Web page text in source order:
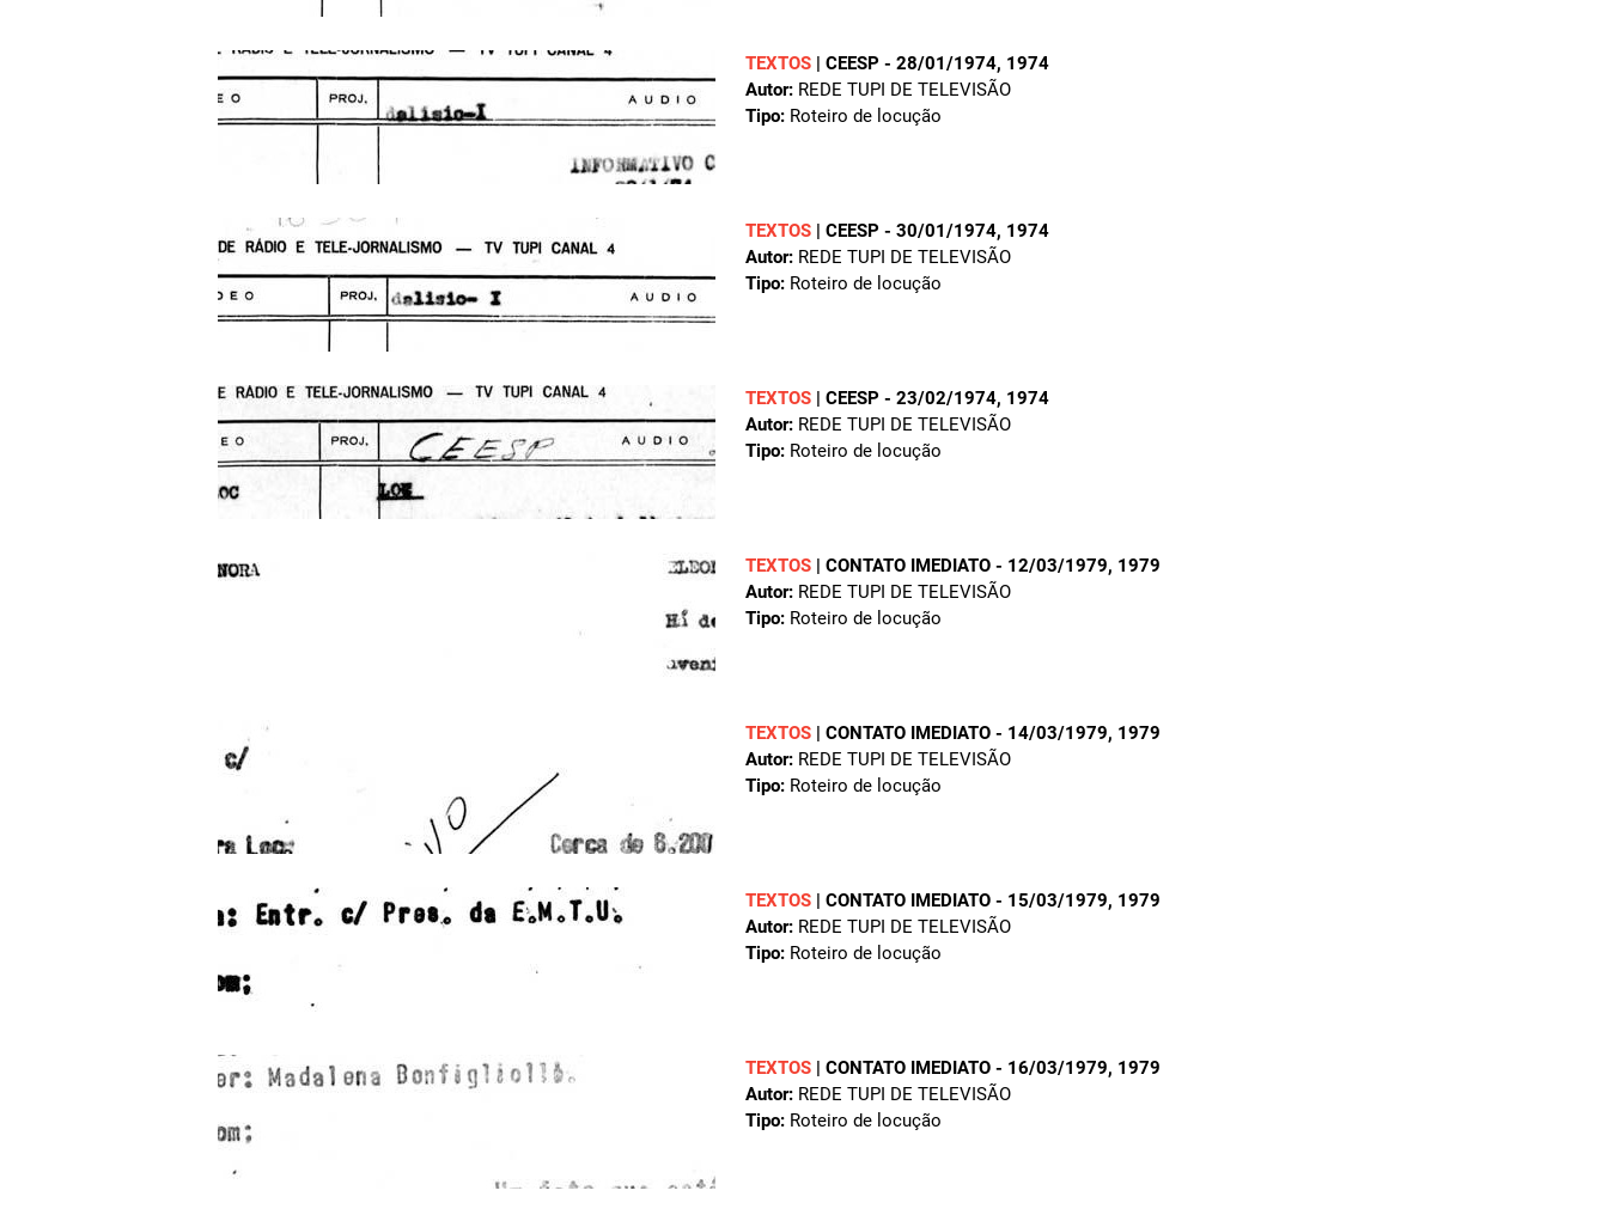
TEXTOS | CEESP - 28/01/1974, 1974
Autor: REDE TUPI DE TELEVISÃO
Tipo: Roteiro de locução
TEXTOS | CEESP - 30/01/1974, 1974
Autor: REDE TUPI DE TELEVISÃO
Tipo: Roteiro de locução
TEXTOS | CEESP - 23/02/1974, 1974
Autor: REDE TUPI DE TELEVISÃO
Tipo: Roteiro de locução
TEXTOS | CONTATO IMEDIATO - 12/03/1979, 1979
Autor: REDE TUPI DE TELEVISÃO
Tipo: Roteiro de locução
TEXTOS | CONTATO IMEDIATO - 14/03/1979, 1979
Autor: REDE TUPI DE TELEVISÃO
Tipo: Roteiro de locução
TEXTOS | CONTATO IMEDIATO - 15/03/1979, 1979
Autor: REDE TUPI DE TELEVISÃO
Tipo: Roteiro de locução
TEXTOS | CONTATO IMEDIATO - 16/03/1979, 1979
Autor: REDE TUPI DE TELEVISÃO
Tipo: Roteiro de locução